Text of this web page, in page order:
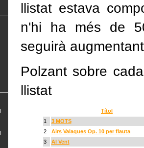
llistat estava
n'hi ha més de
seguirà
Polzant sobre
llistat
Títol
1
3 MOTS
2
Airs Valaques Op. 10 per flauta
3
Al Vent